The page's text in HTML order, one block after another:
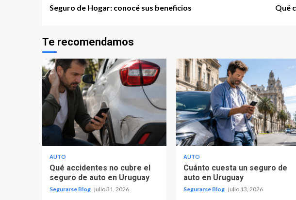
Seguro de Hogar: conocé sus beneficios
Qué
Te recomendamos
AUTO
Qué accidentes no cubre el
seguro de auto en Uruguay
Segurarse Blog julio 31, 2026
AUTO
Cuánto cuesta un seguro de
auto en Uruguay
Segurarse Blog julio 13, 2026